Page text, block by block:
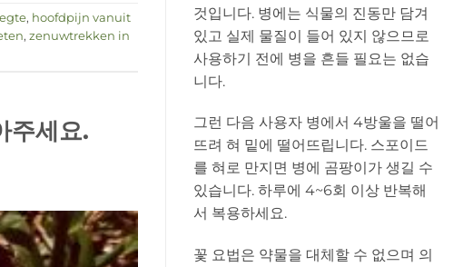
, hoofdpijn vanuit
, zenuwtrekken in
주세요.
것입니다. 병에는 식물의 진동만 담겨
있고 실제 물질이 들어 있지 않으므로
사용하기 전에 병을 흔들 필요는 없습
니다.
그런 다음 사용자 병에서 4방울을 떨어
뜨려 혀 밑에 떨어뜨립니다. 스포이드
를 혀로 만지면 병에 곰팡이가 생길 수
있습니다. 하루에 4~6회 이상 반복해
서 복용하세요.
꽃 요법은 약물을 대체할 수 없으며 의